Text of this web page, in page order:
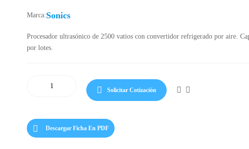
Marca:Sonics
Procesador ultrasónico de 2500 vatios con convertidor refrigerado por aire.
por lotes.
Solicitar Cotización
Descargar Ficha En PDF